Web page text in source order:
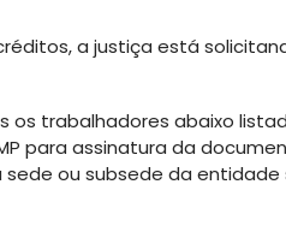
a justiça está
os trabalhadores abaixo
para assinatura da
ou subsede da entidade